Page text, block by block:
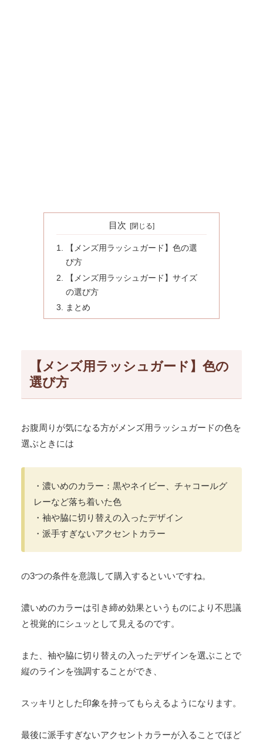
目次
【メンズ用ラッシュガード】色の選
び方
【メンズ用ラッシュガード】サイズ
の選び方
まとめ
【メンズ用ラッシュガード】色の
選び方
お腹周りが気になる方がメンズ用ラッシュガードの色を
選ぶときには
・濃いめのカラー：黒やネイビー、チャコールグ
レーなど落ち着いた色
・袖や脇に切り替えの入ったデザイン
・派手すぎないアクセントカラー
の3つの条件を意識して購入するといいですね。
濃いめのカラーは引き締め効果というものにより不思議
と視覚的にシュッとして見えるのです。
また、袖や脇に切り替えの入ったデザインを選ぶことで
縦のラインを強調することができ、
スッキリとした印象を持ってもらえるようになります。
最後に派手すぎないアクセントカラーが入ることでほど